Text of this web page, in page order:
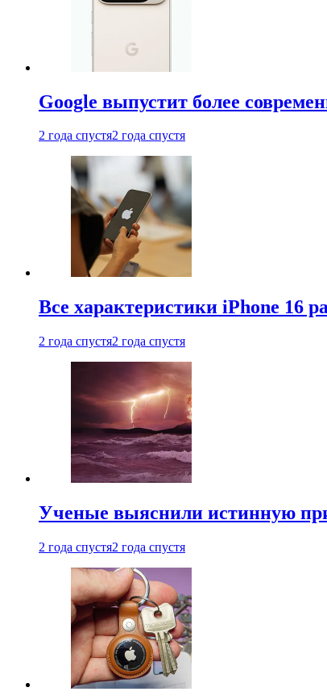
Google выпустит более
2 года спустя2 года спустя
Все характеристики iPhone 16
2 года спустя2 года спустя
Ученые выяснили истинную
2 года спустя2 года спустя